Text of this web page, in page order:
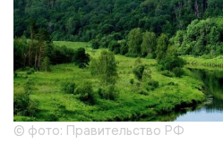
© фото: Правительство РФ